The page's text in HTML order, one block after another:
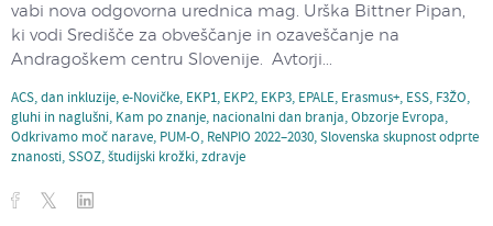
vabi nova odgovorna urednica mag. Urška Bittner Pipan,
ki vodi Središče za obveščanje in ozaveščanje na
Andragoškem centru Slovenije. Avtorji...
ACS,dan inkluzije,e-Novičke, EKP1, EKP2, EKP3, EPALE, Erasmus+, ESS, F3ŽO,
gluhi in naglušni, Kam po znanje, nacionalni dan branja,Obzorje Evropa,
Odkrivamo moč narave, PUM-O, ReNPIO 2022–2030,Slovenska skupnost odprte
znanosti,SSOZ,študijski krožki,zdravje